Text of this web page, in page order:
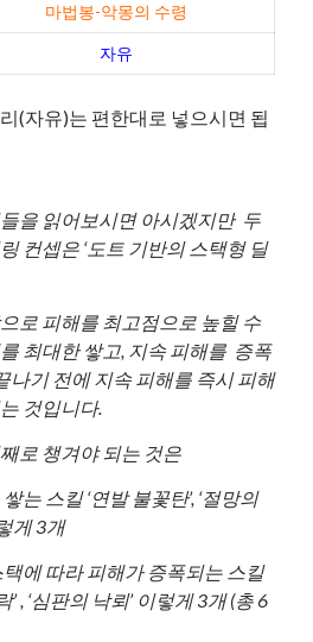
마법봉-악몽의 수령
자유
(자유)는 편한대로 넣으시면 됩
을 읽어보시면 아시겠지만 두
컨셉은 ‘도트 기반의 스택형 딜
로 피해를 최고점으로 높힐 수
최대한 쌓고, 지속 피해를 증폭
나기 전에 지속 피해를 즉시 피해
것입니다.
로 챙겨야 되는 것은
는 스킬 ‘연발 불꽃탄’, ‘절망의
게 3개
에 따라 피해가 증폭되는 스킬
’ , ‘심판의 낙뢰’ 이렇게 3개 (총 6